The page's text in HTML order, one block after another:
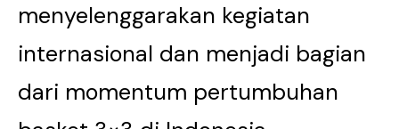
menyelenggarakan kegiatan
internasional dan menjadi bagian
dari momentum pertumbuhan